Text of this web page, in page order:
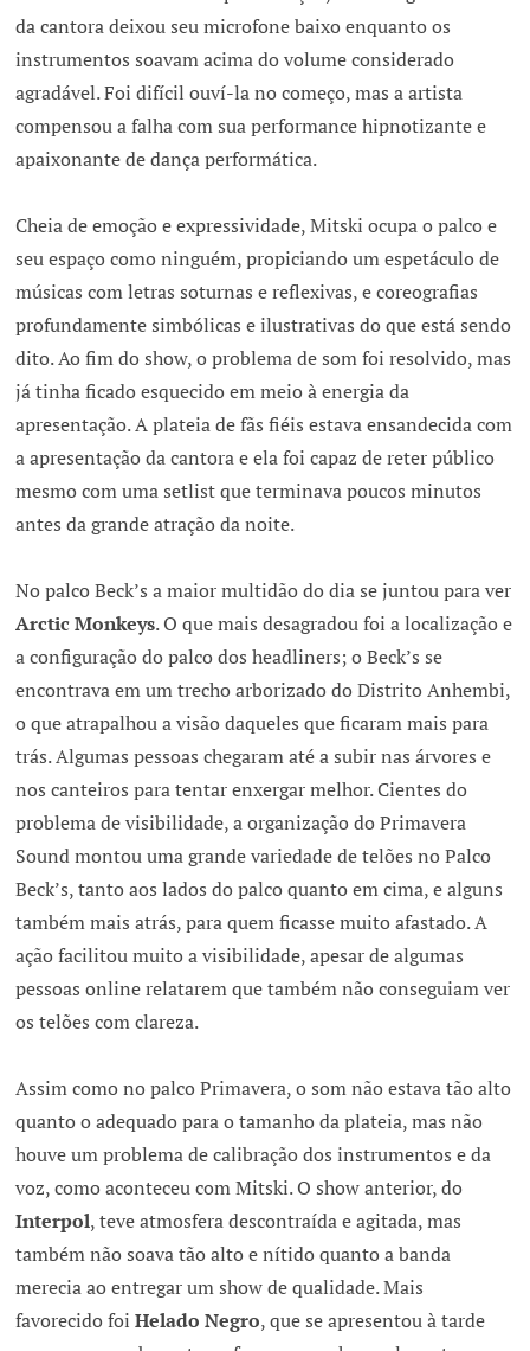
da cantora deixou seu microfone baixo enquanto os
instrumentos soavam acima do volume considerado
agradável. Foi difícil ouví-la no começo, mas a artista
compensou a falha com sua performance hipnotizante e
apaixonante de dança performática.
Cheia de emoção e expressividade, Mitski ocupa o palco e
seu espaço como ninguém, propiciando um espetáculo de
músicas com letras soturnas e reflexivas, e coreografias
profundamente simbólicas e ilustrativas do que está sendo
dito. Ao fim do show, o problema de som foi resolvido, mas
já tinha ficado esquecido em meio à energia da
apresentação. A plateia de fãs fiéis estava ensandecida com
a apresentação da cantora e ela foi capaz de reter público
mesmo com uma setlist que terminava poucos minutos
antes da grande atração da noite.
No palco Beck’s a maior multidão do dia se juntou para ver
Arctic Monkeys. O que mais desagradou foi a localização e
a configuração do palco dos headliners; o Beck’s se
encontrava em um trecho arborizado do Distrito Anhembi,
o que atrapalhou a visão daqueles que ficaram mais para
trás. Algumas pessoas chegaram até a subir nas árvores e
nos canteiros para tentar enxergar melhor. Cientes do
problema de visibilidade, a organização do Primavera
Sound montou uma grande variedade de telões no Palco
Beck’s, tanto aos lados do palco quanto em cima, e alguns
também mais atrás, para quem ficasse muito afastado. A
ação facilitou muito a visibilidade, apesar de algumas
pessoas online relatarem que também não conseguiam ver
os telões com clareza.
Assim como no palco Primavera, o som não estava tão alto
quanto o adequado para o tamanho da plateia, mas não
houve um problema de calibração dos instrumentos e da
voz, como aconteceu com Mitski. O show anterior, do
Interpol, teve atmosfera descontraída e agitada, mas
também não soava tão alto e nítido quanto a banda
merecia ao entregar um show de qualidade. Mais
favorecido foiHelado Negro, que se apresentou à tarde